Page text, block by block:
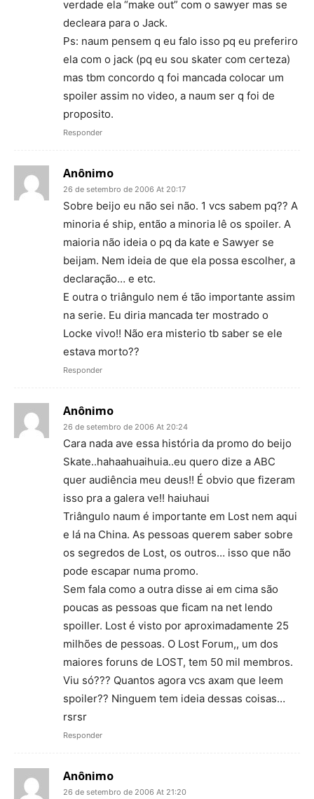
verdade ela “make out” com o sawyer mas se
decleara para o Jack.
Ps: naum pensem q eu falo isso pq eu preferiro
ela com o jack (pq eu sou skater com certeza)
mas tbm concordo q foi mancada colocar um
spoiler assim no video, a naum ser q foi de
proposito.
Responder
Anônimo
26 de setembro de 2006 At 20:17
Sobre beijo eu não sei não. 1 vcs sabem pq?? A
minoria é ship, então a minoria lê os spoiler. A
maioria não ideia o pq da kate e Sawyer se
beijam. Nem ideia de que ela possa escolher, a
declaração… e etc.
E outra o triângulo nem é tão importante assim
na serie. Eu diria mancada ter mostrado o
Locke vivo!! Não era misterio tb saber se ele
estava morto??
Responder
Anônimo
26 de setembro de 2006 At 20:24
Cara nada ave essa história da promo do beijo
Skate..hahaahuaihuia..eu quero dize a ABC
quer audiência meu deus!! É obvio que fizeram
isso pra a galera ve!! haiuhaui
Triângulo naum é importante em Lost nem aqui
e lá na China. As pessoas querem saber sobre
os segredos de Lost, os outros… isso que não
pode escapar numa promo.
Sem fala como a outra disse ai em cima são
poucas as pessoas que ficam na net lendo
spoiller. Lost é visto por aproximadamente 25
milhões de pessoas. O Lost Forum,, um dos
maiores foruns de LOST, tem 50 mil membros.
Viu só??? Quantos agora vcs axam que leem
spoiler?? Ninguem tem ideia dessas coisas…
rsrsr
Responder
Anônimo
26 de setembro de 2006 At 21:20